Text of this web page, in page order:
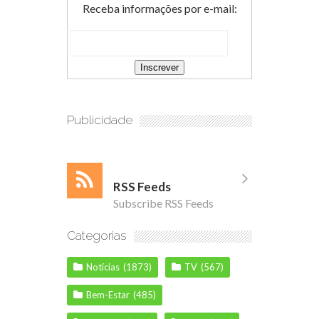
Receba informações por e-mail:
Publicidade
RSS Feeds
Subscribe RSS Feeds
Categorias
Notícias (1873) TV (567)
Bem-Estar (485)